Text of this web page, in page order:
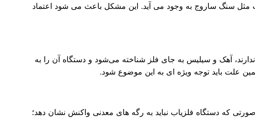
سنگ ساروج به وجود می آید. این مشکل باعث می شود اعتماد
آهک و سیلیس به جای فلز شناخته می‌شود و دستگاه آن را به
علت باید توجه ویژه ای به این موضوع شود.
که دستگاه فلزیاب نباید به رگه های معدنی واکنش نشان دهد؛